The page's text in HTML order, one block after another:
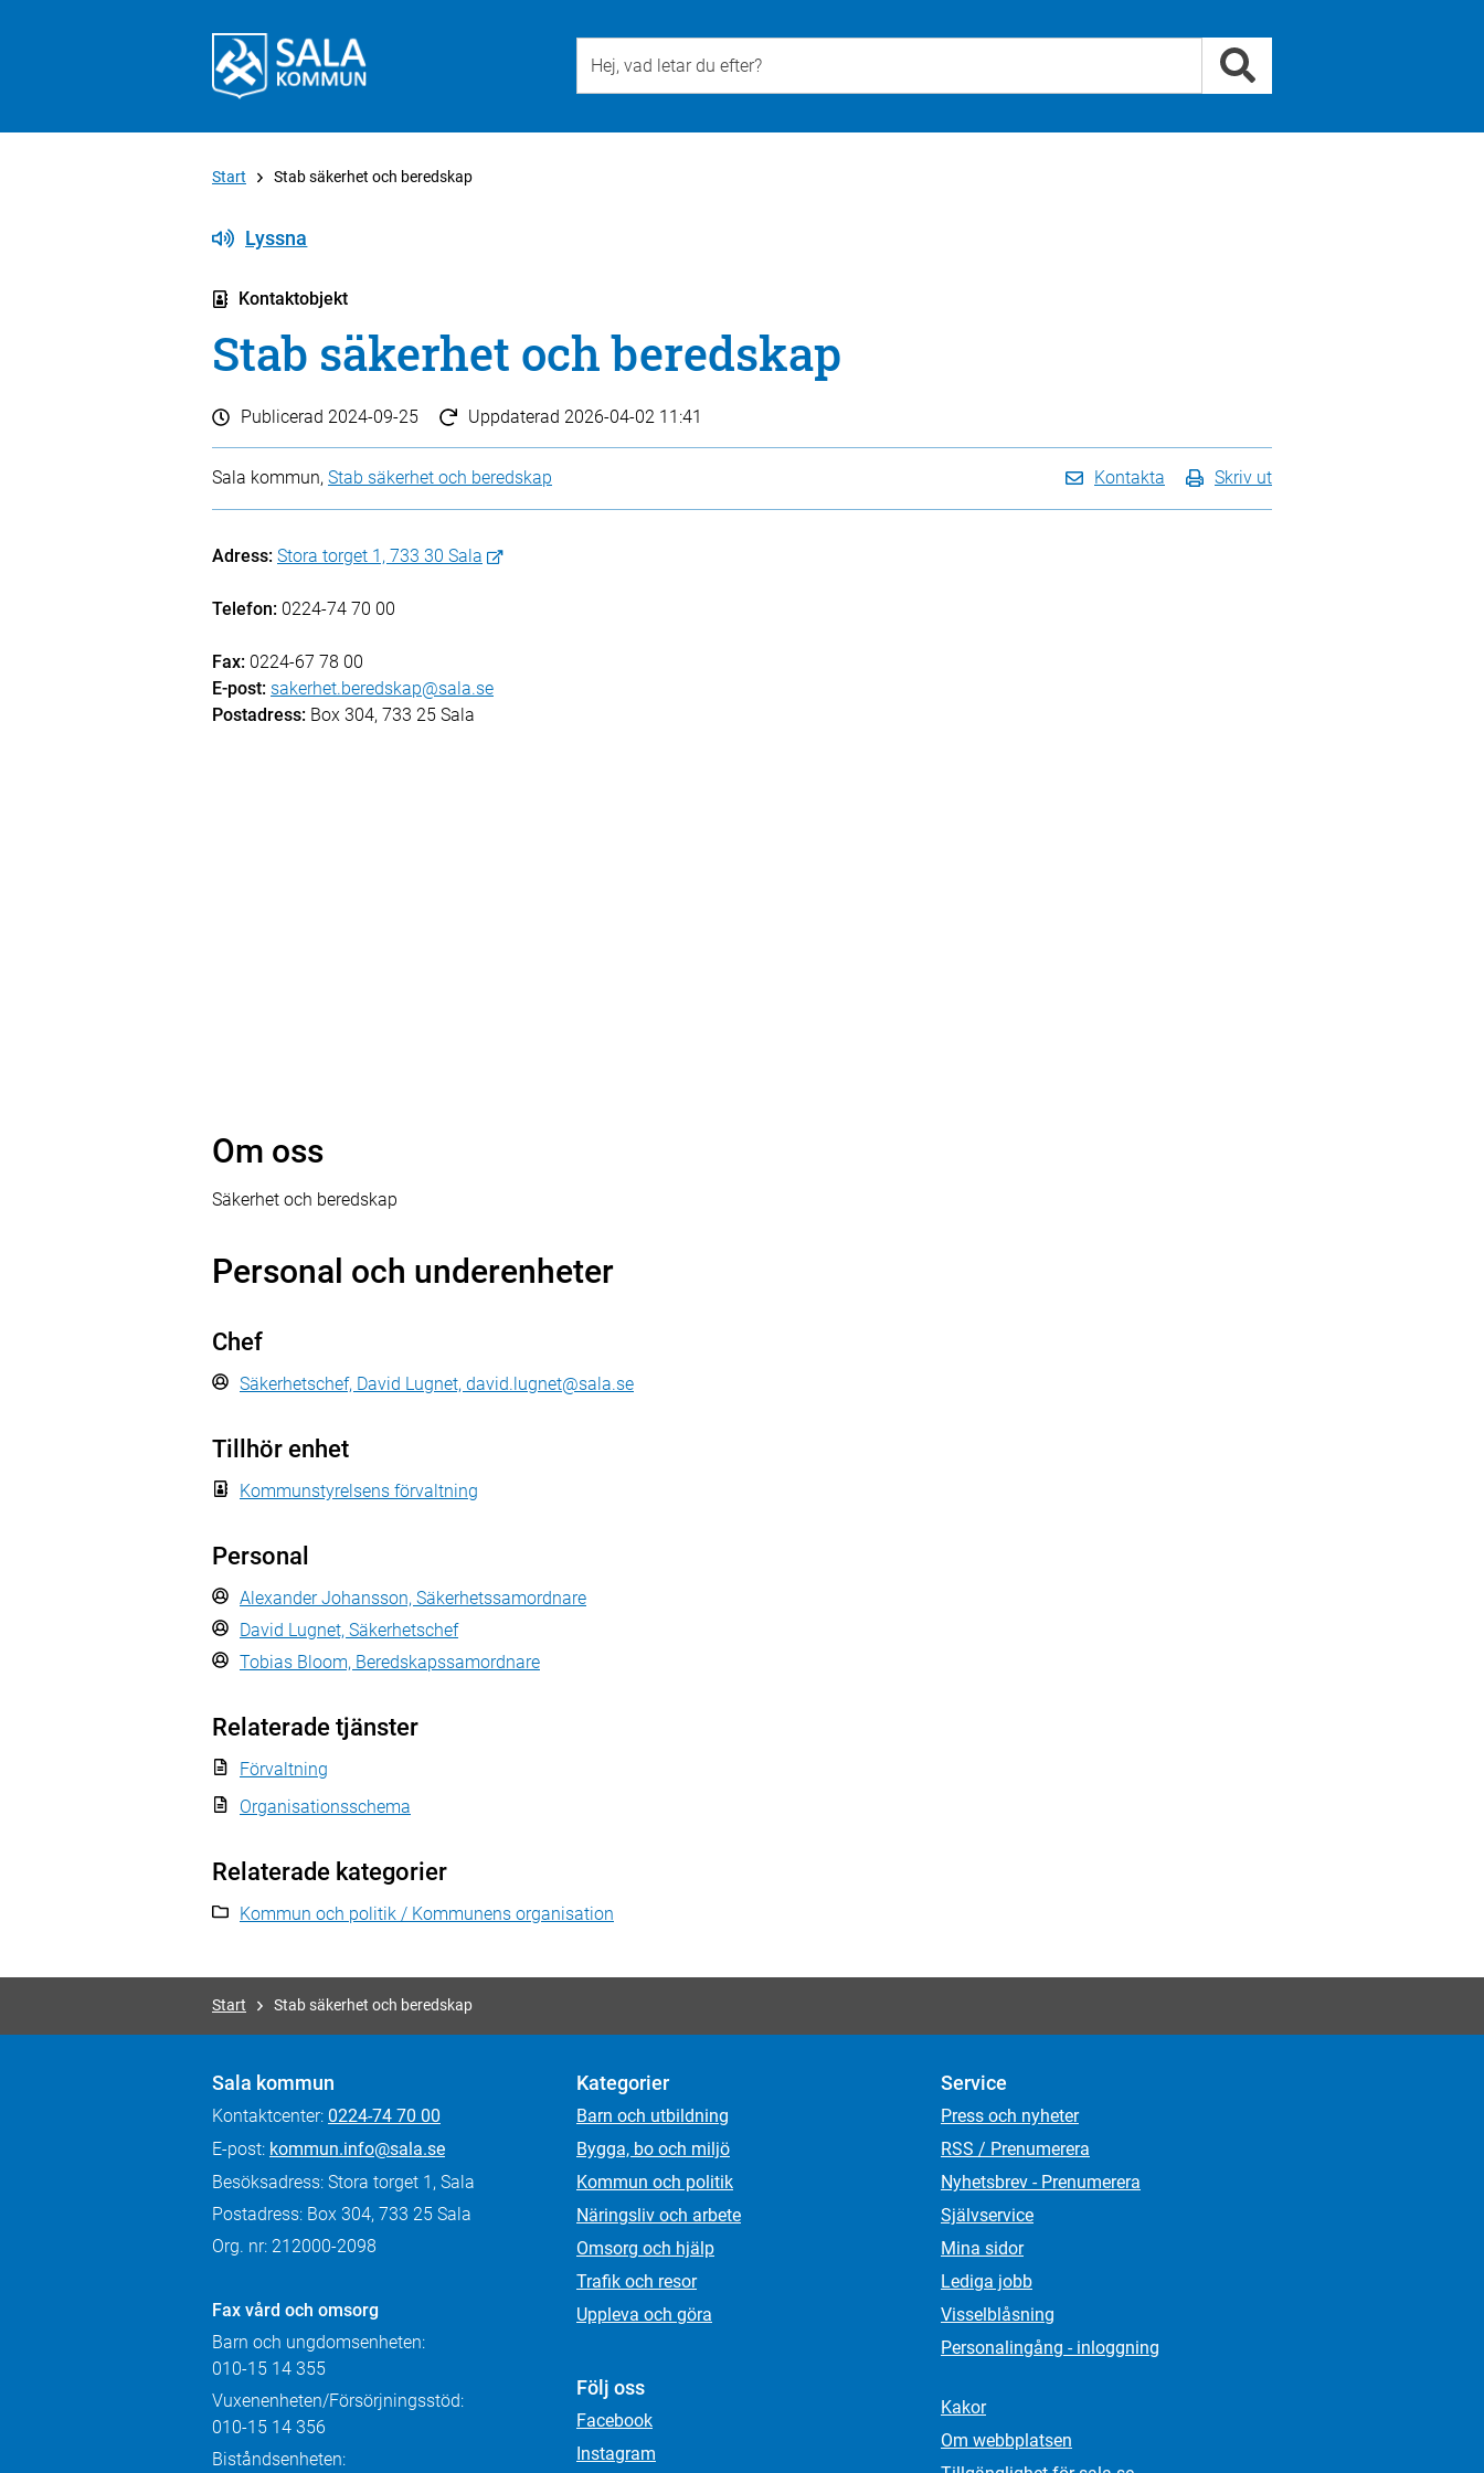
Start Stab säkerhet och beredskap
Lyssna
Kontaktobjekt
Stab säkerhet och beredskap
Publicerad 2024-09-25 Uppdaterad 2026-04-02 11:41
Sala kommun, Stab säkerhet och beredskap Kontakta Skriv ut
Adress: Stora torget 1, 733 30 Sala
Telefon: 0224-74 70 00
Fax: 0224-67 78 00
E-post: sakerhet.beredskap@sala.se
Postadress: Box 304, 733 25 Sala
Om oss
Säkerhet och beredskap
Personal och underenheter
Chef
Säkerhetschef, David Lugnet, david.lugnet@sala.se
Tillhör enhet
Kommunstyrelsens förvaltning
Personal
Alexander Johansson, Säkerhetssamordnare
David Lugnet, Säkerhetschef
Tobias Bloom, Beredskapssamordnare
Relaterade tjänster
Förvaltning
Organisationsschema
Relaterade kategorier
Kommun och politik / Kommunens organisation
Start Stab säkerhet och beredskap
Sala kommun
Kontaktcenter: 0224-74 70 00
E-post: kommun.info@sala.se
Besöksadress: Stora torget 1, Sala
Postadress: Box 304, 733 25 Sala
Org. nr: 212000-2098
Fax vård och omsorg
Barn och ungdomsenheten:
010-15 14 355
Vuxenenheten/Försörjningsstöd:
010-15 14 356
Biståndsenheten:
Kategorier
Barn och utbildning
Bygga, bo och miljö
Kommun och politik
Näringsliv och arbete
Omsorg och hjälp
Trafik och resor
Uppleva och göra
Följ oss
Facebook
Instagram
Service
Press och nyheter
RSS / Prenumerera
Nyhetsbrev - Prenumerera
Självservice
Mina sidor
Lediga jobb
Visselblåsning
Personalingång - inloggning
Kakor
Om webbplatsen